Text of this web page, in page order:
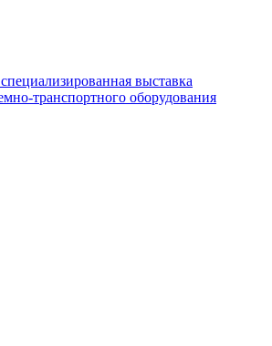
выставка
транспортного оборудования